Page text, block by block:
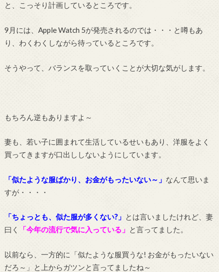
と、こっそり計画しているところです。
9月には、Apple Watch 5が発売されるのでは・・・と噂もあ
り、わくわくしながら待っているところです。
そうやって、バランスを取っていくことが大切な気がします。
もちろん逆もありますよ～
妻も、若い子に囲まれて生活しているせいもあり、洋服をよく
買ってきますが口出ししないようにしています。
「似たような服ばかり、お金がもったいない～」 なんて思いま
すが・・・・
「ちょっとも、似た服が多くない?」 とは言いましたけれど、妻
曰く
「今年の流行で気に入っている」 と言ってました。
以前なら、一方的に「似たような服買うな! お金がもったいない
だろ～」と上からガツンと言ってましたね～